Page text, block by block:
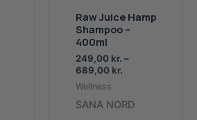
Raw Juice Hamp
Shampoo –
400ml
249,00 kr. –
689,00 kr.Prisinterval:
689,00 kr.
Wellness
SANA NORD